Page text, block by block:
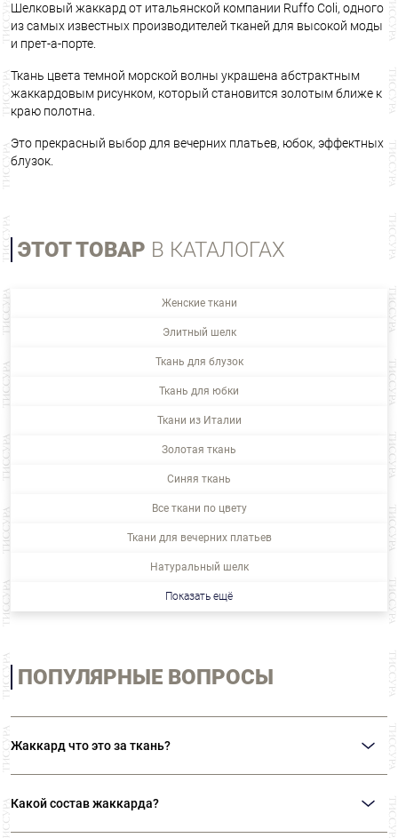
Шелковый жаккард от итальянской компании Ruffo Coli, одного
из самых известных производителей тканей для высокой моды
и прет-а-порте.
Ткань цвета темной морской волны украшена абстрактным
жаккардовым рисунком, который становится золотым ближе к
краю полотна.
Это прекрасный выбор для вечерних платьев, юбок, эффектных
блузок.
ЭТОТ ТОВАР В КАТАЛОГАХ
Женские ткани
Элитный шелк
Ткань для блузок
Ткань для юбки
Ткани из Италии
Золотая ткань
Синяя ткань
Все ткани по цвету
Ткани для вечерних платьев
Натуральный шелк
Показать ещё
ПОПУЛЯРНЫЕ ВОПРОСЫ
Жаккард что это за ткань?
основу. Выполняется на специальных станках, способных переплетать
сотни нитей, создавая уникальные дизайны. Выбор узоров неограничен:
Какой состав жаккарда?